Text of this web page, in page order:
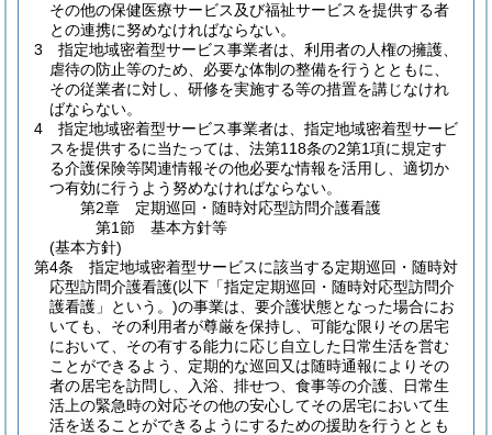
その他の保健医療サービス及び福祉サービスを提供する者
との連携に努めなければならない。
3
指定地域密着型サービス事業者は、利用者の人権の擁護、
虐待の防止等のため、必要な体制の整備を行うとともに、
その従業者に対し、研修を実施する等の措置を講じなけれ
ばならない。
4
指定地域密着型サービス事業者は、指定地域密着型サービ
スを提供するに当たっては、法第118条の2第1項に規定す
る介護保険等関連情報その他必要な情報を活用し、適切か
つ有効に行うよう努めなければならない。
第2章
定期巡回・随時対応型訪問介護看護
第1節
基本方針等
(基本方針)
第4条
指定地域密着型サービスに該当する定期巡回・随時対
応型訪問介護看護(以下「指定定期巡回・随時対応型訪問介
護看護」という。)の事業は、要介護状態となった場合にお
いても、その利用者が尊厳を保持し、可能な限りその居宅
において、その有する能力に応じ自立した日常生活を営む
ことができるよう、定期的な巡回又は随時通報によりその
者の居宅を訪問し、入浴、排せつ、食事等の介護、日常生
活上の緊急時の対応その他の安心してその居宅において生
活を送ることができるようにするための援助を行うととも